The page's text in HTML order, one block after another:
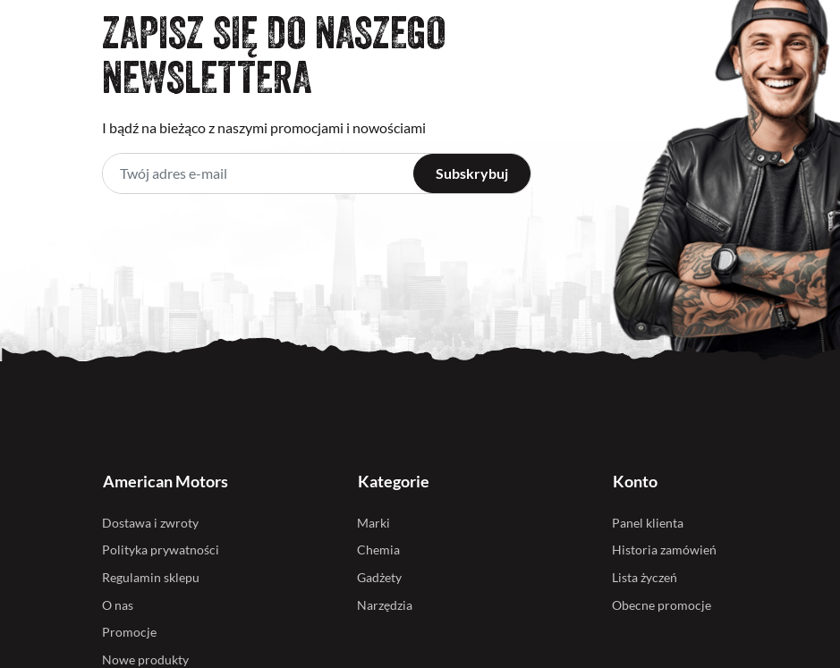
ZAPISZ SIĘ DO NASZEGO
NEWSLETTERA
I bądź na bieżąco z naszymi promocjami i nowościami
American Motors
Dostawa i zwroty
Polityka prywatności
Regulamin sklepu
O nas
Promocje
Nowe produkty
Kategorie
Marki
Chemia
Gadżety
Narzędzia
Konto
Panel klienta
Historia zamówień
Lista życzeń
Obecne promocje